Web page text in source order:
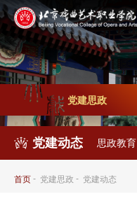
党建思政
党建动态 思政教育
首页 - 党建思政 - 党建动态